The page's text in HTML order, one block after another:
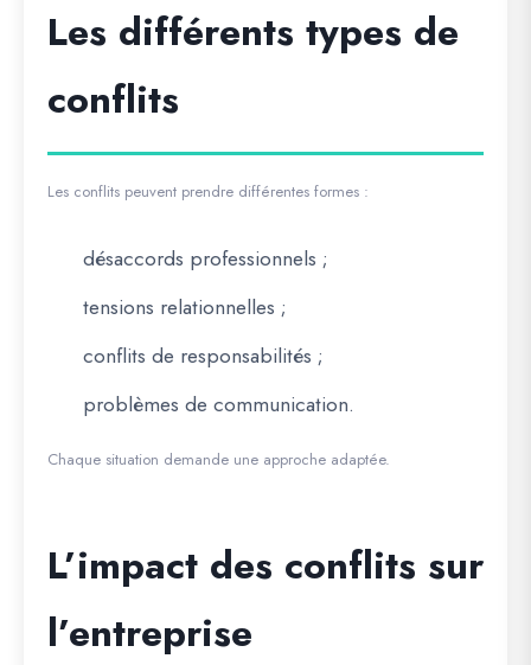
Les différents types de
conflits
Les conflits peuvent prendre différentes formes :
désaccords professionnels ;
tensions relationnelles ;
conflits de responsabilités ;
problèmes de communication.
Chaque situation demande une approche adaptée.
L’impact des conflits sur
l’entreprise